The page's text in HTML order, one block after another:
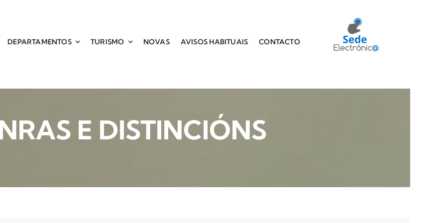
DEPARTAMENTOS TURISMO NOVAS AVISOS HABITUAIS CONTACTO
E DISTINCIÓNS